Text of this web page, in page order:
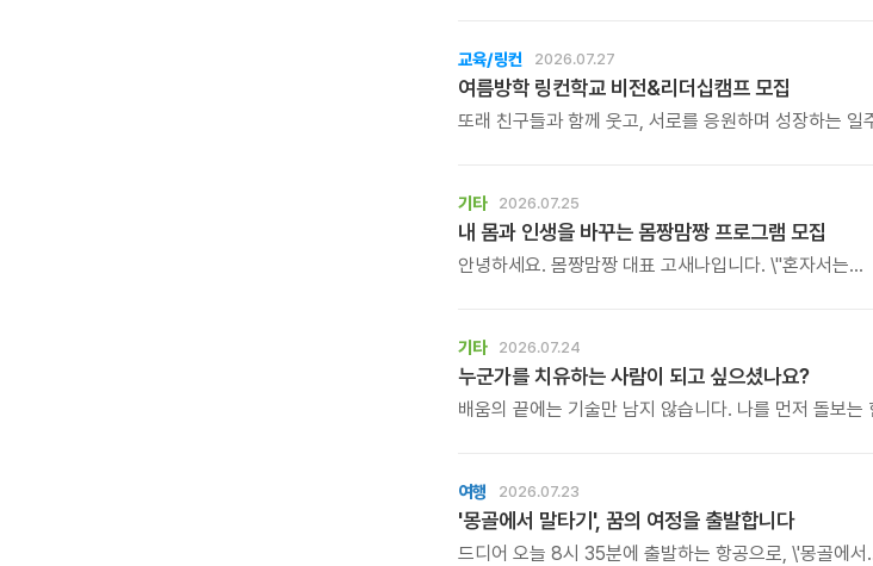
부부의 대화, 부모와 자녀의 대화, 직장과 공동체에서의
새로운 시선으로 바라보게 됩니다. 한 사람의 말이 바뀌면
대화가 달라지고, 대화가 달라지면 관계가 달라집니다.
교육/링컨 2026.07.27
여름방학 링컨학교 비전&리더십캠프 모집
또래 친구들과 함께 웃고, 서로를 응원하며 성장하는 일
바랍니다.
기타 2026.07.25
내 몸과 인생을 바꾸는 몸짱맘짱 프로그램 모집
안녕하세요. 몸짱맘짱 대표 고새나입니다. \"혼자서는
몸짱맘짱의 여정은 혼자 걷는 길이 아닙니다.
같이 걸으면, 끝까지 갈 수 있습니다.
기타 2026.07.24
누군가를 치유하는 사람이 되고 싶으셨나요?
배움의 끝에는 기술만 남지 않습니다. 나를 먼저 돌보는
배우고, 그 울림을 세상에 전하는 사람이 되어보세요.
여행 2026.07.23
'몽골에서 말타기', 꿈의 여정을 출발합니다
드디어 오늘 8시 35분에 출발하는 항공으로, \'몽골에서